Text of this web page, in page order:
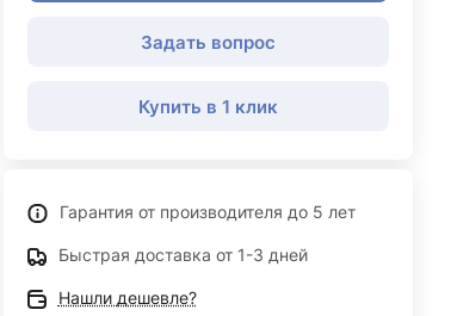
Задать вопрос
Купить в 1 клик
Гарантия от производителя до 5 лет
Быстрая доставка от 1-3 дней
Нашли дешевле?